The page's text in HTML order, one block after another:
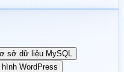
sở dữ liệu MySQL
hình WordPress